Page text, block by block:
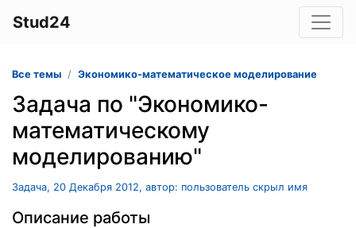
Stud24
Все темы Экономико-математическое моделирование
Задача по "Экономико-
математическому
моделированию"
Задача, 20 Декабря 2012, автор: пользователь скрыл имя
Описание работы